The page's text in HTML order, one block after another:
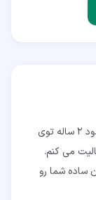
دانشجوی کارشناسی ارشد هستم و حدود 2 ساله توی
می کنم.
ساده شما رو